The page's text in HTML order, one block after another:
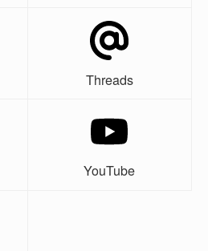
Threads
YouTube